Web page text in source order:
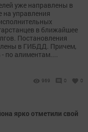
уже направлены в
управления
в ближайшее
Постановления
в ГИБДД. Причем,
по алиментам....
969 0 0
ярко отметили свой